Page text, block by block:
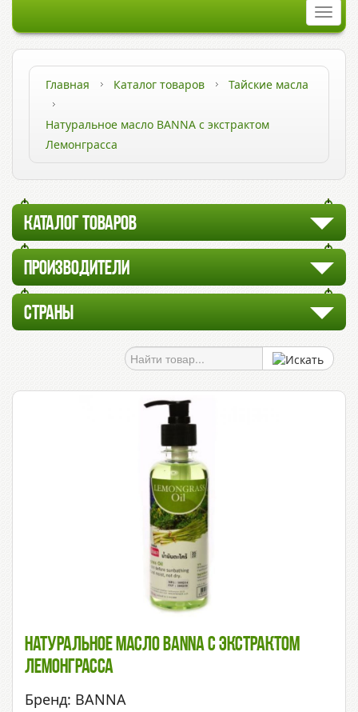
Главная Каталог товаров Тайские масла
Натуральное масло BANNA с экстрактом
Лемонграсса
КАТАЛОГ ТОВАРОВ
ПРОИЗВОДИТЕЛИ
СТРАНЫ
Натуральное Масло BANNA С Экстрактом
Лемонграсса
Бренд: BANNA